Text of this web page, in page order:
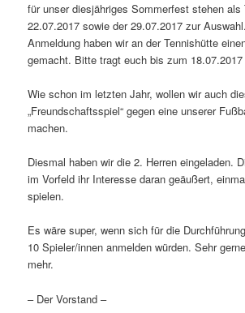
für unser diesjähriges Sommerfest stehen als
22.07.2017 sowie der 29.07.2017 zur
Anmeldung haben wir an der Tennishütte
gemacht. Bitte tragt euch bis zum
Wie schon im letzten Jahr, wollen wir auch
„Freundschaftsspiel“ gegen eine unserer
machen.
Diesmal haben wir die 2. Herren eingeladen.
im Vorfeld ihr Interesse daran geäußert,
spielen.
Es wäre super, wenn sich für die
10 Spieler/innen anmelden würden. Sehr
mehr.
– Der Vorstand –